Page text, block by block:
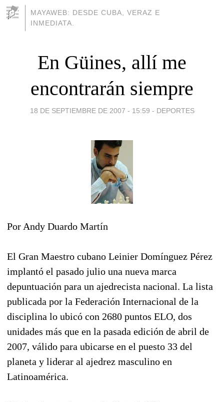
MAYAWEB: DESDE CUBA, VERAZ E
INMEDIATA.
En Güines, allí me
encontrarán siempre
18 DE SEPTIEMBRE DE 2007 - 15:59 - DEPORTES
Por Andy Duardo Martín
El Gran Maestro cubano Leinier Domínguez Pérez
implantó el pasado julio una nueva marca
depuntuación para un ajedrecista nacional. La lista
publicada por la Federación Internacional de la
disciplina lo ubicó con 2680 puntos ELO, dos
unidades más que en la pasada edición de abril de
2007, válido para ubicarse en el puesto 33 del
planeta y liderar al ajedrez masculino en
Latinoamérica.